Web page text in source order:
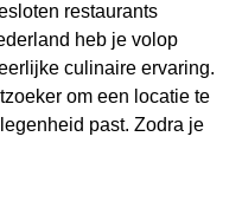
restaurants
heb je volop
culinaire ervaring.
om een locatie te
past. Zodra je
reserveren en na